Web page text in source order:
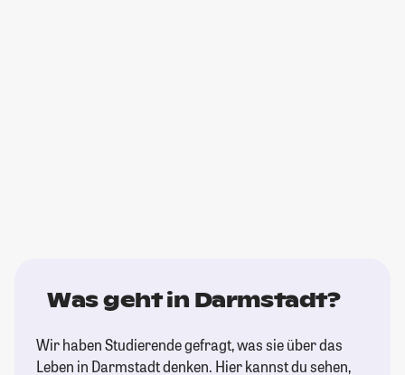
Was geht in Darmstadt?
Wir haben Studierende gefragt, was sie über das
Leben in Darmstadt denken. Hier kannst du sehen,